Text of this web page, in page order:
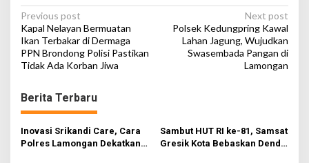
P
o
s
n
a
v
Previous post
Kapal Nelayan Bermuatan
Ikan Terbakar di Dermaga
PPN Brondong Polisi Pastikan
Tidak Ada Korban Jiwa
Next post
Polsek Kedungpring Kawal
Lahan Jagung, Wujudkan
Swasembada Pangan di
Lamongan
Berita Terbaru
Inovasi Srikandi Care, Cara
Polres Lamongan Dekatkan
Sambut HUT RI ke-81, Samsat
Gresik Kota Bebaskan Denda